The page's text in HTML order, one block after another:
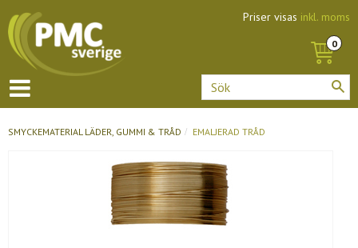
Priser visas inkl. moms
SMYCKEMATERIAL LÄDER, GUMMI & TRÅD EMALJERAD TRÅD